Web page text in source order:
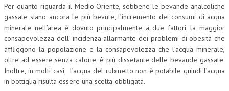
Per quanto riguarda il Medio Oriente, sebbene le bevande analcoliche
gassate siano ancora le più bevute, l’incremento dei consumi di acqua
minerale nell’area è dovuto principalmente a due fattori: la maggior
consapevolezza dell’ incidenza allarmante dei problemi di obesità che
affliggono la popolazione e la consapevolezza che l’acqua minerale,
oltre ad essere senza calorie, è più dissetante delle bevande gassate.
Inoltre, in molti casi, l’acqua del rubinetto non è potabile quindi l’acqua
in bottiglia risulta essere una scelta obbligata.